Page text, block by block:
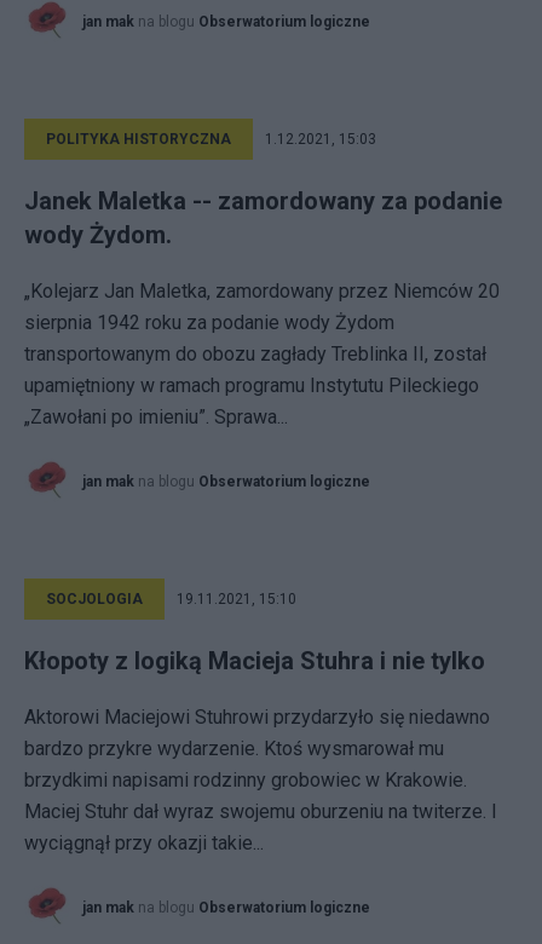
jan mak na blogu Obserwatorium logiczne
POLITYKA HISTORYCZNA 1.12.2021, 15:03
Janek Maletka -- zamordowany za podanie
wody Żydom.
„Kolejarz Jan Maletka, zamordowany przez Niemców 20
sierpnia 1942 roku za podanie wody Żydom
transportowanym do obozu zagłady Treblinka II, został
upamiętniony w ramach programu Instytutu Pileckiego
„Zawołani po imieniu”. Sprawa...
jan mak na blogu Obserwatorium logiczne
SOCJOLOGIA 19.11.2021, 15:10
Kłopoty z logiką Macieja Stuhra i nie tylko
Aktorowi Maciejowi Stuhrowi przydarzyło się niedawno
bardzo przykre wydarzenie. Ktoś wysmarował mu
brzydkimi napisami rodzinny grobowiec w Krakowie.
Maciej Stuhr dał wyraz swojemu oburzeniu na twiterze. I
wyciągnął przy okazji takie...
jan mak na blogu Obserwatorium logiczne